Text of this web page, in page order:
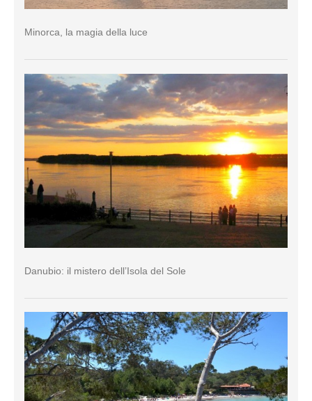
Minorca, la magia della luce
Danubio: il mistero dell’Isola del Sole